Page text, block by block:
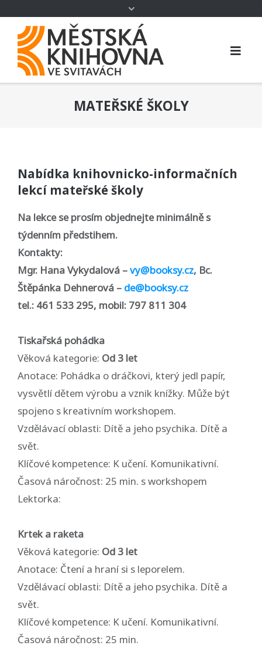
MATEŘSKÉ ŠKOLY
Nabídka knihovnicko-informačních
lekcí mateřské školy
Na lekce se prosím objednejte minimálně s
týdenním předstihem.
Kontakty:
Mgr. Hana Vykydalová –vy@booksy.cz, Bc.
Štěpánka Dehnerová – de@booksy.cz
tel.: 461 533 295, mobil: 797 811 304
Tiskařská pohádka
Věková kategorie: Od 3 let
Anotace: Pohádka o dráčkovi, který jedl papír,
vysvětlí dětem výrobu a vznik knížky. Může být
spojeno s kreativním workshopem.
Vzdělávací oblasti: Dítě a jeho psychika. Dítě a
svět.
Klíčové kompetence: K učení. Komunikativní.
Časová náročnost: 25 min. s workshopem
Lektorka:
Krtek a raketa
Věková kategorie: Od 3 let
Anotace: Čtení a hraní si s leporelem.
Vzdělávací oblasti: Dítě a jeho psychika. Dítě a
svět.
Klíčové kompetence: K učení. Komunikativní.
Časová náročnost: 25 min.